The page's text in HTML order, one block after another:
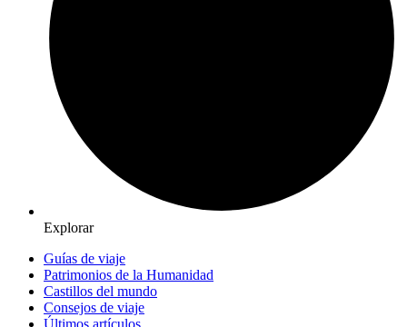
Explorar
Guías de viaje
Patrimonios de la Humanidad
Castillos del mundo
Consejos de viaje
Últimos artículos